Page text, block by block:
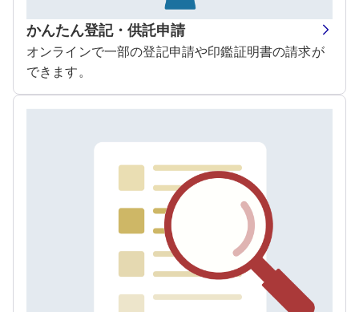
かんたん登記・供託申請
オンラインで一部の登記申請や印鑑証明書の請求が
できます。